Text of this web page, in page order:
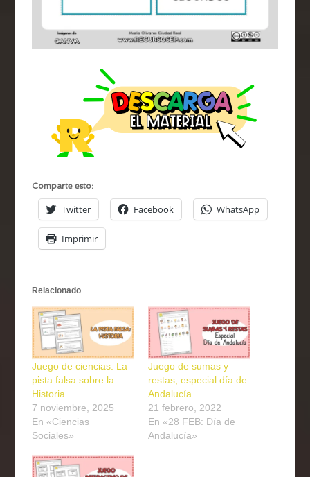
Comparte esto:
Twitter Facebook WhatsApp
Imprimir
Relacionado
Juego de ciencias: La
pista falsa sobre la
Historia
7 noviembre, 2025
En «Ciencias
Sociales»
Juego de sumas y
restas, especial día de
Andalucía
21 febrero, 2022
En «28 FEB: Día de
Andalucía»